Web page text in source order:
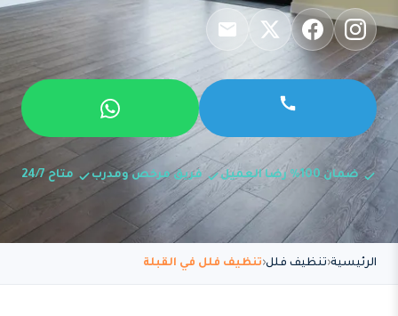
ضمان 100% رضا العميل فريق مرخص ومدرب متاح 24/7
الرئيسية تنظيف فلل تنظيف فلل في القبلة